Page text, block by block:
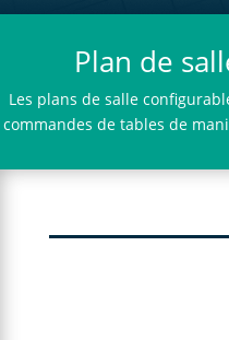
Plan de
Les plans de salle
commandes de tables de